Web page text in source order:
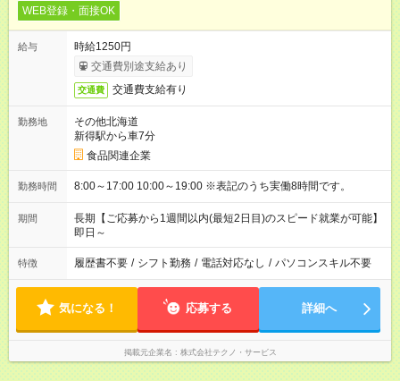
WEB登録・面接OK
給与
時給1250円
交通費別途支給あり
交通費 交通費支給有り
勤務地
その他北海道
新得駅から車7分
食品関連企業
勤務時間 8:00～17:00 10:00～19:00 ※表記のうち実働8時間です。
期間
長期【ご応募から1週間以内(最短2日目)のスピード就業が可能】
即日～
特徴 履歴書不要 / シフト勤務 / 電話対応なし / パソコンスキル不要
気になる！ 応募する 詳細へ
掲載元企業名 株式会社テクノ・サービス